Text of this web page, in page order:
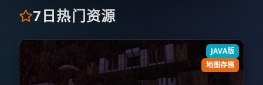
7日热门资源
JAVA版
地图存档